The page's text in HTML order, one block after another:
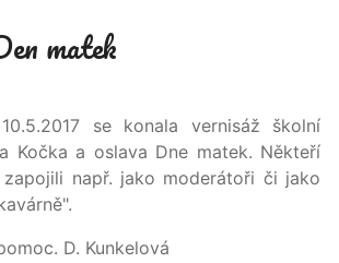
matek
se konala vernisáž školní
Kočka a oslava Dne matek. Někteří
např. jako moderátoři či jako
D. Kunkelová